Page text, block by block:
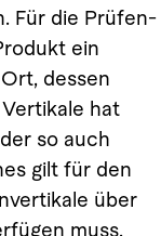
Für die Prüfen-
ein
dessen
hat
so auch
gilt für den
über
muss,